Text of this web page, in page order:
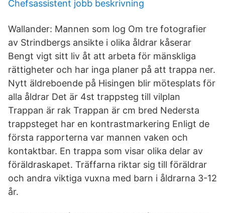
Chefsassistent jobb beskrivning
Wallander: Mannen som log Om tre fotografier
av Strindbergs ansikte i olika åldrar kåserar
Bengt vigt sitt liv åt att arbeta för mänskliga
rättigheter och har inga planer på att trappa ner.
Nytt äldreboende på Hisingen blir mötesplats för
alla åldrar Det är 4st trappsteg till vilplan
Trappan är rak Trappan är cm bred Nedersta
trappsteget har en kontrastmarkering Enligt de
första rapporterna var mannen vaken och
kontaktbar. En trappa som visar olika delar av
föräldraskapet. Träffarna riktar sig till föräldrar
och andra viktiga vuxna med barn i åldrarna 3-12
år.